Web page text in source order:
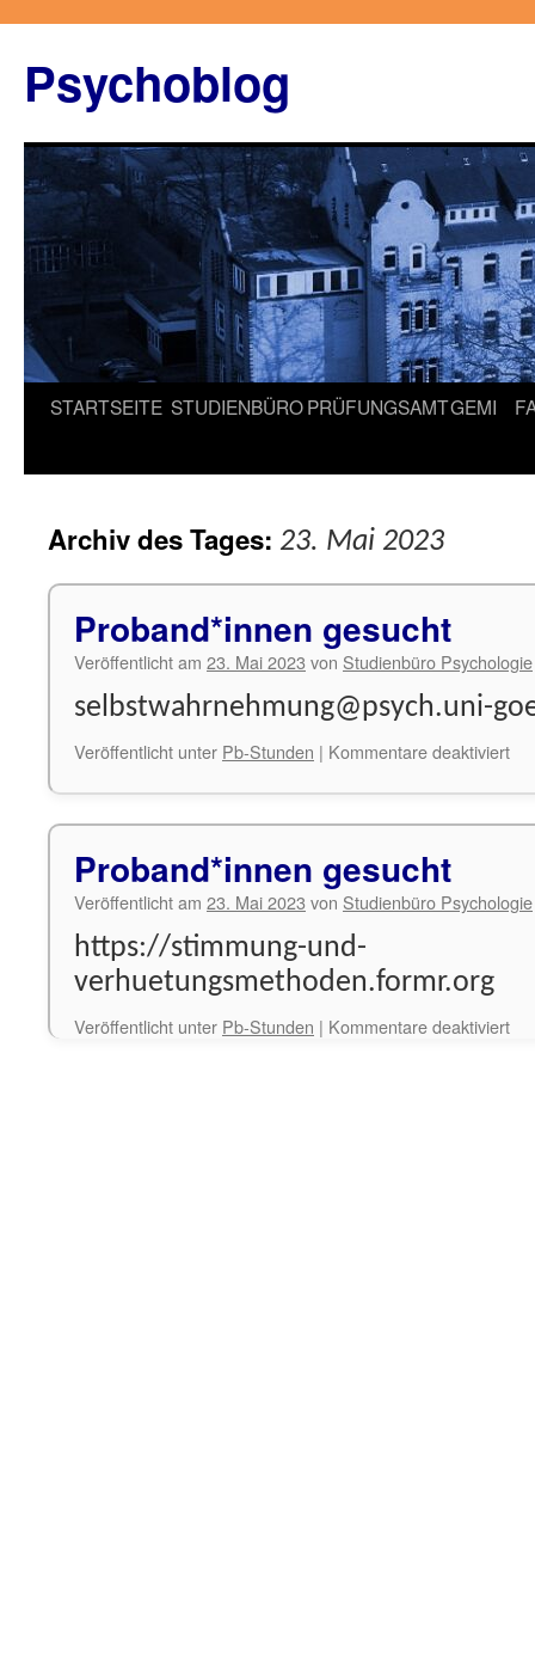
springen
Psychoblog
STARTSEITE STUDIENBÜROPRÜFUNGSAMTGEMI
Archiv des Tages: 23. Mai 2023
Proband*innen gesucht
Veröffentlicht am 23. Mai 2023 von Studienbüro Psychologie
selbstwahrnehmung@psych.uni-
Veröffentlicht unter Pb-Stunden | Kommentare deaktiviertfür
Proband*innen gesucht
Veröffentlicht am 23. Mai 2023 von Studienbüro Psychologie
https://stimmung-und-
verhuetungsmethoden.formr.org
Veröffentlicht unter Pb-Stunden | Kommentare deaktiviertfür